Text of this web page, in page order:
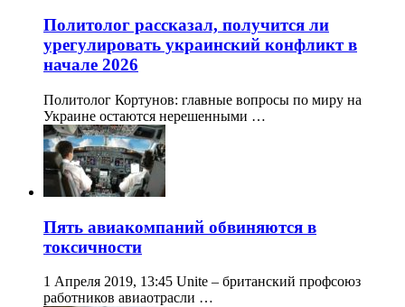
Политолог рассказал, получится ли
урегулировать украинский конфликт в
начале 2026
Политолог Кортунов: главные вопросы по миру на
Украине остаются нерешенными …
Пять авиакомпаний обвиняются в
токсичности
1 Апреля 2019, 13:45 Unite – британский профсоюз
работников авиаотрасли …